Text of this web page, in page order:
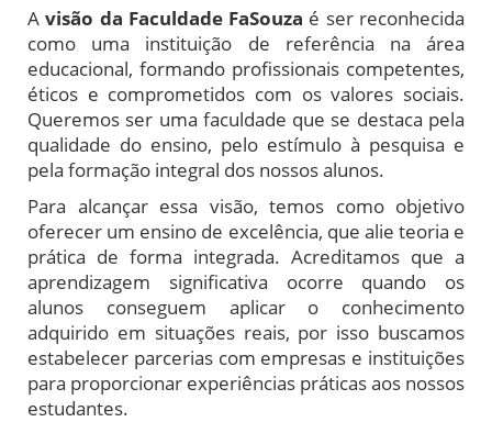
Avisão da Faculdade FaSouza é ser reconhecida
como uma instituição de referência na área
educacional, formando profissionais competentes,
éticos e comprometidos com os valores sociais.
Queremos ser uma faculdade que se destaca pela
qualidade do ensino, pelo estímulo à pesquisa e
pela formação integral dos nossos alunos.
Para alcançar essa visão, temos como objetivo
oferecer um ensino de excelência, que alie teoria e
prática de forma integrada. Acreditamos que a
aprendizagem significativa ocorre quando os
alunos conseguem aplicar o conhecimento
adquirido em situações reais, por isso buscamos
estabelecer parcerias com empresas e instituições
para proporcionar experiências práticas aos nossos
estudantes.